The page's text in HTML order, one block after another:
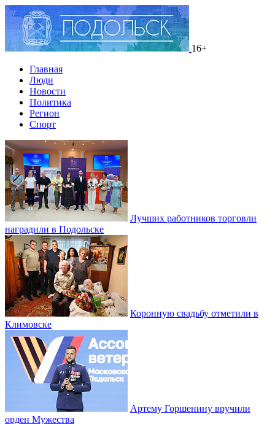
16+
Главная
Люди
Новости
Политика
Регион
Спорт
Лучших работников торговли
наградили в Подольске
Коронную свадьбу отметили в
Климовске
Артему Горшенину вручили
орден Мужества